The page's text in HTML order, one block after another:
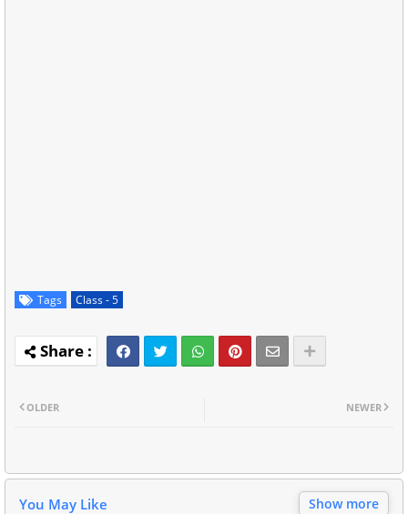
Tags Class - 5
NEWER
OLDER
You May Like Show more